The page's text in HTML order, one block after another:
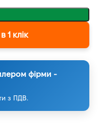
1 клік
фірми -
з ПДВ.